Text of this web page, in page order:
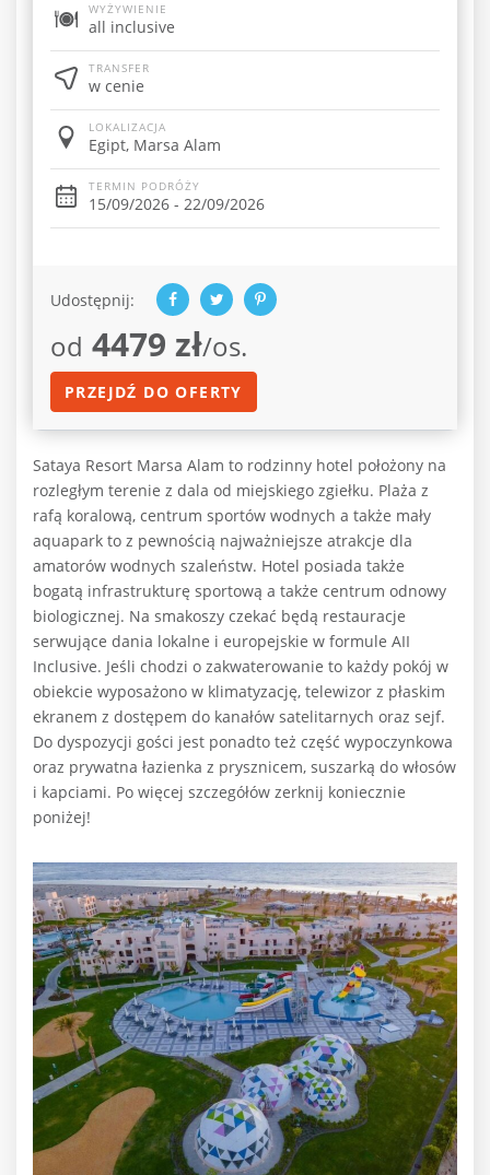
WYŻYWIENIE
all inclusive
TRANSFER
w cenie
LOKALIZACJA
Egipt, Marsa Alam
TERMIN PODRÓŻY
15/09/2026 - 22/09/2026
Udostępnij:
od 4479 zł/os.
PRZEJDŹ DO OFERTY
Sataya Resort Marsa Alam to rodzinny hotel położony na
rozległym terenie z dala od miejskiego zgiełku. Plaża z
rafą koralową, centrum sportów wodnych a także mały
aquapark to z pewnością najważniejsze atrakcje dla
amatorów wodnych szaleństw. Hotel posiada także
bogatą infrastrukturę sportową a także centrum odnowy
biologicznej. Na smakoszy czekać będą restauracje
serwujące dania lokalne i europejskie w formule AII
Inclusive. Jeśli chodzi o zakwaterowanie to każdy pokój w
obiekcie wyposażono w klimatyzację, telewizor z płaskim
ekranem z dostępem do kanałów satelitarnych oraz sejf.
Do dyspozycji gości jest ponadto też część wypoczynkowa
oraz prywatna łazienka z prysznicem, suszarką do włosów
i kapciami. Po więcej szczegółów zerknij koniecznie
poniżej!